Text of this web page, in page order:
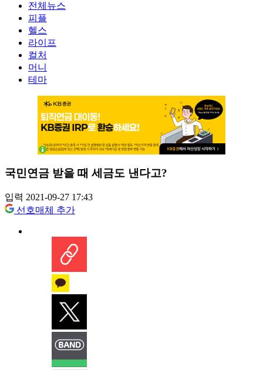
전체뉴스
피플
헬스
라이프
컬처
머니
테마
국민연금 받을 때 세금도 낸다고?
입력 2021-09-27 17:43
선호매체 추가